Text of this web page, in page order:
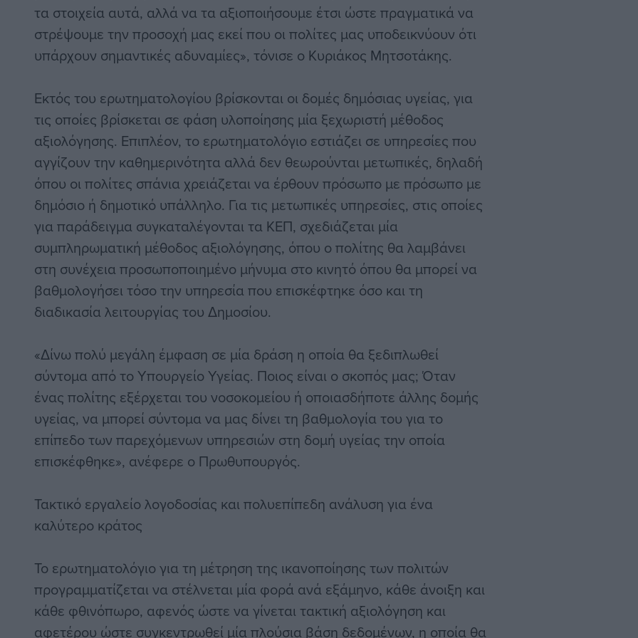
τα στοιχεία αυτά, αλλά να τα αξιοποιήσουμε έτσι ώστε πραγματικά να
στρέψουμε την προσοχή μας εκεί που οι πολίτες μας υποδεικνύουν ότι
υπάρχουν σημαντικές αδυναμίες», τόνισε ο Κυριάκος Μητσοτάκης.
Εκτός του ερωτηματολογίου βρίσκονται οι δομές δημόσιας υγείας, για
τις οποίες βρίσκεται σε φάση υλοποίησης μία ξεχωριστή μέθοδος
αξιολόγησης. Επιπλέον, το ερωτηματολόγιο εστιάζει σε υπηρεσίες που
αγγίζουν την καθημερινότητα αλλά δεν θεωρούνται μετωπικές, δηλαδή
όπου οι πολίτες σπάνια χρειάζεται να έρθουν πρόσωπο με πρόσωπο με
δημόσιο ή δημοτικό υπάλληλο. Για τις μετωπικές υπηρεσίες, στις οποίες
για παράδειγμα συγκαταλέγονται τα ΚΕΠ, σχεδιάζεται μία
συμπληρωματική μέθοδος αξιολόγησης, όπου ο πολίτης θα λαμβάνει
στη συνέχεια προσωποποιημένο μήνυμα στο κινητό όπου θα μπορεί να
βαθμολογήσει τόσο την υπηρεσία που επισκέφτηκε όσο και τη
διαδικασία λειτουργίας του Δημοσίου.
«Δίνω πολύ μεγάλη έμφαση σε μία δράση η οποία θα ξεδιπλωθεί
σύντομα από το Υπουργείο Υγείας. Ποιος είναι ο σκοπός μας; Όταν
ένας πολίτης εξέρχεται του νοσοκομείου ή οποιασδήποτε άλλης δομής
υγείας, να μπορεί σύντομα να μας δίνει τη βαθμολογία του για το
επίπεδο των παρεχόμενων υπηρεσιών στη δομή υγείας την οποία
επισκέφθηκε», ανέφερε ο Πρωθυπουργός.
Τακτικό εργαλείο λογοδοσίας και πολυεπίπεδη ανάλυση για ένα
καλύτερο κράτος
Το ερωτηματολόγιο για τη μέτρηση της ικανοποίησης των πολιτών
προγραμματίζεται να στέλνεται μία φορά ανά εξάμηνο, κάθε άνοιξη και
κάθε φθινόπωρο, αφενός ώστε να γίνεται τακτική αξιολόγηση και
αφετέρου ώστε συγκεντρωθεί μία πλούσια βάση δεδομένων, η οποία θα